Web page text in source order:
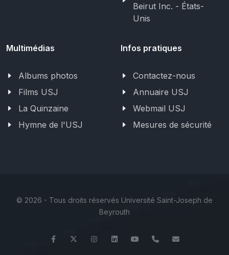
Beirut Inc. - États-
Unis
Multimédias
Albums photos
Films USJ
La Quinzaine
Hymne de l'USJ
Infos pratiques
Contactez-nous
Annuaire USJ
Webmail USJ
Mesures de sécurité
© 2026 - Tous droits réservés Université Saint-Joseph de
Beyrouth
FacebookTwitter InstagramLinkedInYouTube+961 (1) 421